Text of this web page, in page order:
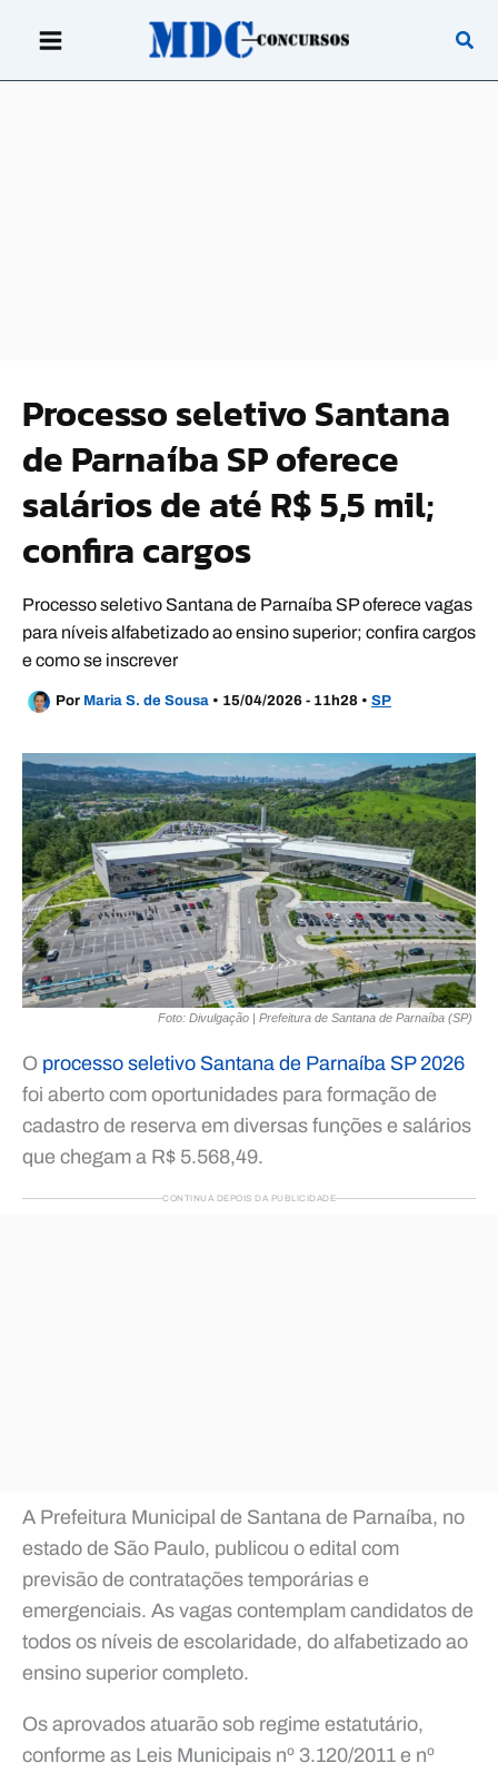
Processo seletivo Santana
de Parnaíba SP oferece
salários de até R$ 5,5 mil;
confira cargos
Processo seletivo Santana de Parnaíba SP oferece vagas
para níveis alfabetizado ao ensino superior; confira cargos
e como se inscrever
Por Maria S. de Sousa • 15/04/2026 - 11h28 • SP
Foto: Divulgação | Prefeitura de Santana de Parnaíba (SP)
O processo seletivo Santana de Parnaíba SP 2026
foi aberto com oportunidades para formação de
cadastro de reserva em diversas funções e salários
que chegam a R$ 5.568,49.
CONTINUA DEPOIS DA PUBLICIDADE
A Prefeitura Municipal de Santana de Parnaíba, no
estado de São Paulo, publicou o edital com
previsão de contratações temporárias e
emergenciais. As vagas contemplam candidatos de
todos os níveis de escolaridade, do alfabetizado ao
ensino superior completo.
Os aprovados atuarão sob regime estatutário,
conforme as Leis Municipais nº 3.120/2011 e nº